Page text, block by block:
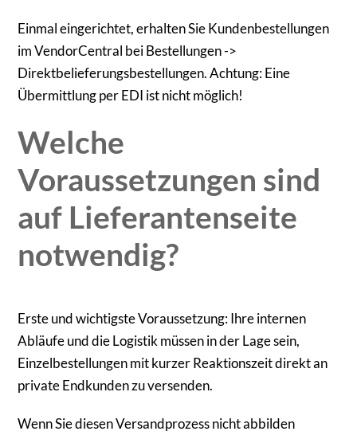
Einmal eingerichtet, erhalten Sie Kundenbestellungen
im VendorCentral bei Bestellungen ->
Direktbelieferungsbestellungen. Achtung: Eine
Übermittlung per EDI ist nicht möglich!
Welche
Voraussetzungen sind
auf Lieferantenseite
notwendig?
Erste und wichtigste Voraussetzung: Ihre internen
Abläufe und die Logistik müssen in der Lage sein,
Einzelbestellungen mit kurzer Reaktionszeit direkt an
private Endkunden zu versenden.
Wenn Sie diesen Versandprozess nicht abbilden